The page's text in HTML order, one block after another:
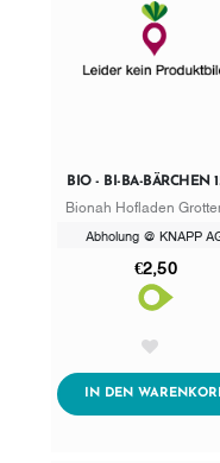
BIO - BI-BA-BÄRCHEN
Bionah Hofladen
Abholung @ KNAPP
€2,50
IN DEN